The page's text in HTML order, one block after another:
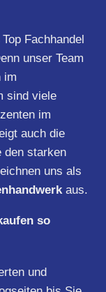
Fachhandel
unser Team
im
sind viele
im
auch die
den starken
uns als
aus.
so
und